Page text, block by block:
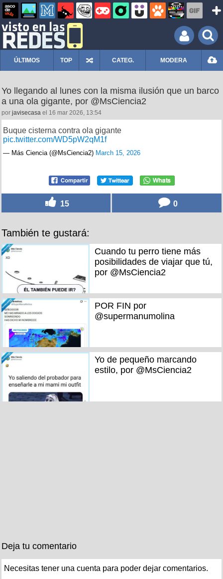
ÚLTIMOS TOP CATEG. MODERA
Yo llegando al lunes con la misma ilusión que un barco
a una ola gigante, por @MsCiencia2
por javisecasa el 16 mar 2026, 13:54
Buque cisterna contra ola gigante
pic.twitter.com/WD5pW2qM1f
— Más Ciencia (@MsCiencia2) March 15, 2026
15 0
También te gustará:
Cuando tu perro tiene más
posibilidades de viajar que tú,
por @MsCiencia2
POR FIN por
@supermanumolina
Yo de pequeño marcando
estilo, por @MsCiencia2
Deja tu comentario
Necesitas tener una cuenta para poder dejar comentarios.